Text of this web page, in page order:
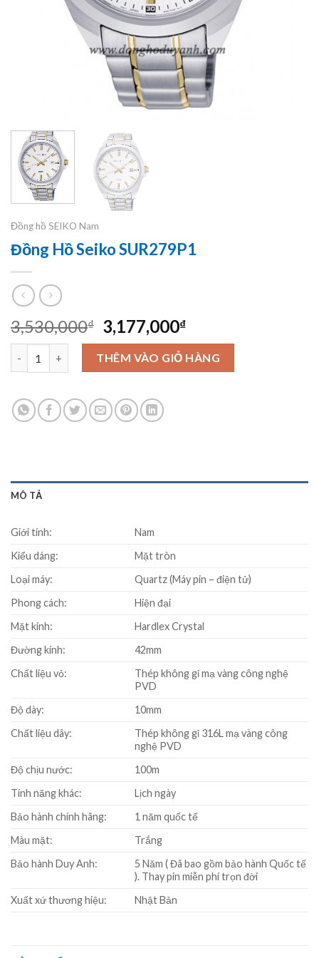
Đồng hồ SEIKO Nam
Đồng Hồ Seiko SUR279P1
3,530,000₫ Original
price
was:
3,530,000₫.
3,177,000₫Current
price
is:
3,177,000₫.
Đồng Hồ Seiko SUR279P1 số lượng
THÊM VÀO GIỎ HÀNG
MÔ TẢ
Giới tính:
Nam
Kiểu dáng:
Mặt tròn
Loại máy:
Quartz (Máy pin – điện tử)
Phong cách:
Hiện đại
Mặt kính:
Hardlex Crystal
Đường kính:
42mm
Chất liệu vỏ:
Thép không gỉ mạ vàng công nghệ
PVD
Độ dày:
10mm
Chất liệu dây:
Thép không gỉ 316L mạ vàng công
nghệ PVD
Độ chịu nước:
100m
Tính năng khác:
Lịch ngày
Bảo hành chính hãng:
1 năm quốc tế
Màu mặt:
Trắng
Bảo hành Duy Anh:
5 Năm ( Đã bao gồm bảo hành Quốc tế
). Thay pin miễn phí trọn đời
Xuất xứ thương hiệu:
Nhật Bản